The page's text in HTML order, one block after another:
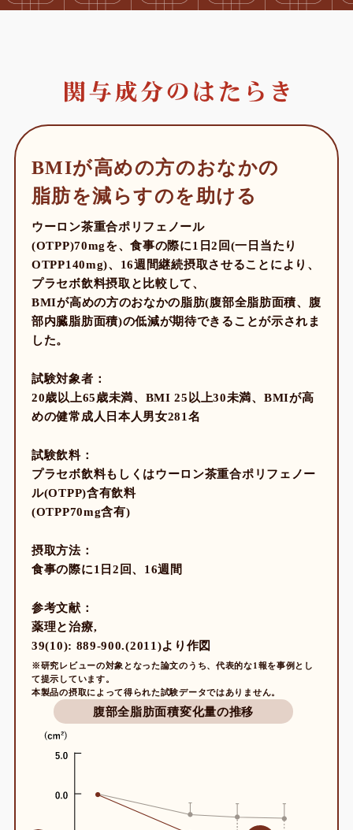
BMIが高めの方のおなかの
脂肪を減らすのを助ける
ウーロン茶重合ポリフェノール
(OTPP)70mgを、食事の際に1日2回(一日当たり
OTPP140mg)、16週間継続摂取させることにより、
プラセボ飲料摂取と比較して、
BMIが高めの方のおなかの脂肪(腹部全脂肪面積、腹
部内臓脂肪面積)の低減が期待できることが示されま
した。
試験対象者：
20歳以上65歳未満、BMI 25以上30未満、BMIが高
めの健常成人日本人男女281名
試験飲料：
プラセボ飲料もしくはウーロン茶重合ポリフェノー
ル(OTPP)含有飲料
(OTPP70mg含有)
摂取方法：
食事の際に1日2回、16週間
参考文献：
薬理と治療,
39(10): 889-900.(2011)より作図
※研究レビューの対象となった論文のうち、代表的な1報を事例とし
て提示しています。
本製品の摂取によって得られた試験データではありません。
腹部全脂肪面積変化量の推移